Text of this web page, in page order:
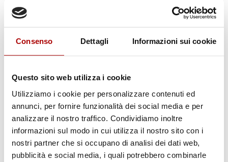
Consenso Dettagli Informazioni sui cookie
Questo sito web utilizza i cookie
Utilizziamo i cookie per personalizzare contenuti ed
annunci, per fornire funzionalità dei social media e per
analizzare il nostro traffico. Condividiamo inoltre
informazioni sul modo in cui utilizza il nostro sito con i
nostri partner che si occupano di analisi dei dati web,
pubblicità e social media, i quali potrebbero combinarle